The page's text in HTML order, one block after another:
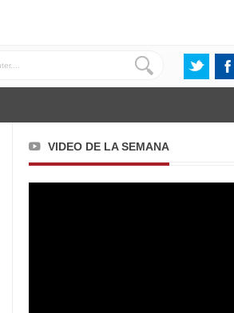
VIDEO DE LA SEMANA